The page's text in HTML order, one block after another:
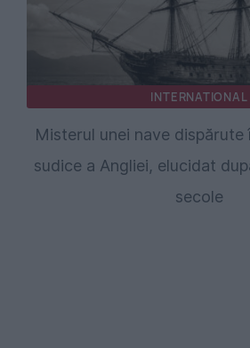
INTERNATIONAL
Misterul unei nave dispărute
sudice a Angliei, elucidat
secole